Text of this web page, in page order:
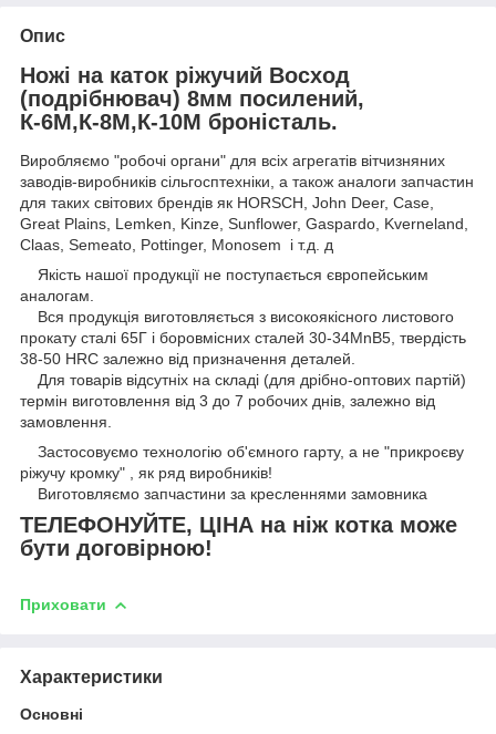
Опис
Ножі на каток ріжучий Восход
(подрібнювач) 8мм посилений,
К-6М,К-8М,К-10М броністаль.
Виробляємо "робочі органи" для всіх агрегатів вітчизняних
заводів-виробників сільгосптехніки, а також аналоги запчастин
для таких світових брендів як HORSCH, John Deer, Case,
Great Plains, Lemken, Kinze, Sunflower, Gaspardo, Kverneland,
Claas, Semeato, Pottinger, Monosem і т.д. д
Якість нашої продукції не поступається європейським
аналогам.
Вся продукція виготовляється з високоякісного листового
прокату сталі 65Г і боровмісних сталей 30-34MnB5, твердість
38-50 HRC залежно від призначення деталей.
Для товарів відсутніх на складі (для дрібно-оптових партій)
термін виготовлення від 3 до 7 робочих днів, залежно від
замовлення.
Застосовуємо технологію об'ємного гарту, а не "прикроєву
ріжучу кромку" , як ряд виробників!
Виготовляємо запчастини за кресленнями замовника
ТЕЛЕФОНУЙТЕ, ЦІНА на ніж котка може
бути договірною!
Приховати
Характеристики
Основні